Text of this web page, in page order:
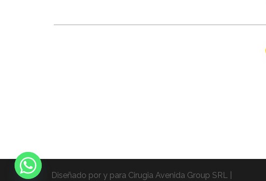
Diseñado por y para Cirugia Avenida Group SRL